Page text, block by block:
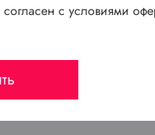
с условиями